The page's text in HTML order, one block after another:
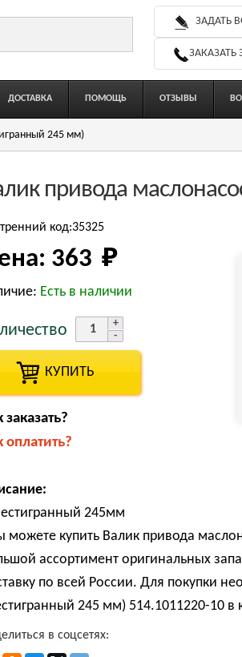
ЗАДАТЬ
ЗАКАЗАТЬ
ДОСТАВКА ПОМОЩЬ ОТЗЫВЫ
245 мм)
привода
код:35325
363 ₽
Есть в наличии
КУПИТЬ
заказать?
оплатить?
245мм
можете купить Валик привода
ассортимент оригинальных
по всей России. Для покупки
245 мм) 514.1011220-10 в
в соцсетях: